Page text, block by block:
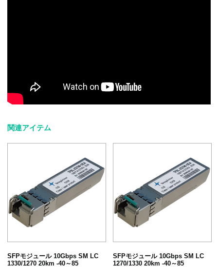
関連アイテム
SFPモジュール 10Gbps SM LC
1330/1270 20km -40～85
SFPモジュール 10Gbps SM LC
1270/1330 20km -40～85